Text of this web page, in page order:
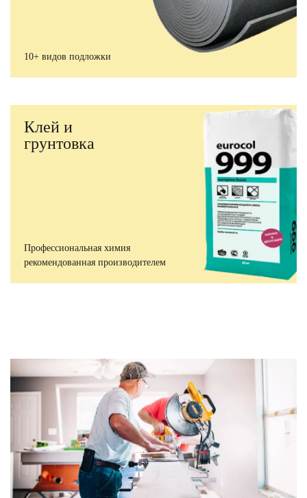
10+ видов подложки
Клей и
грунтовка
Профессиональная химия
рекомендованная производителем